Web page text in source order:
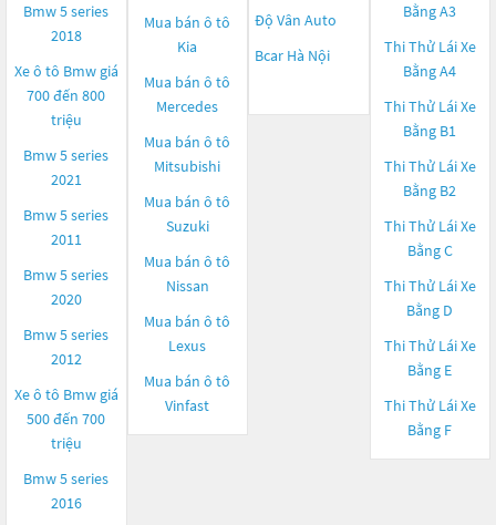
Bmw 5 series
2018
Xe ô tô Bmw giá
700 đến 800
triệu
Bmw 5 series
2021
Bmw 5 series
2011
Bmw 5 series
2020
Bmw 5 series
2012
Xe ô tô Bmw giá
500 đến 700
triệu
Bmw 5 series
2016
Mua bán ô tô
Kia
Mua bán ô tô
Mercedes
Mua bán ô tô
Mitsubishi
Mua bán ô tô
Suzuki
Mua bán ô tô
Nissan
Mua bán ô tô
Lexus
Mua bán ô tô
Vinfast
Độ Vân Auto
Bcar Hà Nội
Bằng A3
Thi Thử Lái Xe
Bằng A4
Thi Thử Lái Xe
Bằng B1
Thi Thử Lái Xe
Bằng B2
Thi Thử Lái Xe
Bằng C
Thi Thử Lái Xe
Bằng D
Thi Thử Lái Xe
Bằng E
Thi Thử Lái Xe
Bằng F